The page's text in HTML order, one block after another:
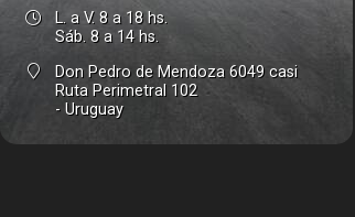
L. a V. 8 a 18 hs.
Sáb. 8 a 14 hs.
Don Pedro de Mendoza 6049 casi
Ruta Perimetral 102
- Uruguay